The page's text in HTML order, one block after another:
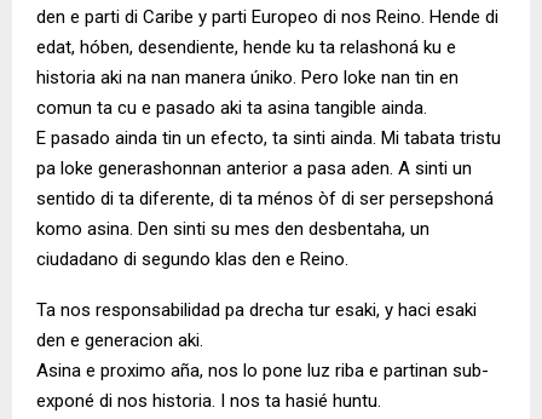
den e parti di Caribe y parti Europeo di nos Reino. Hende di
edat, hóben, desendiente, hende ku ta relashoná ku e
historia aki na nan manera úniko. Pero loke nan tin en
comun ta cu e pasado aki ta asina tangible ainda.
E pasado ainda tin un efecto, ta sinti ainda. Mi tabata tristu
pa loke generashonnan anterior a pasa aden. A sinti un
sentido di ta diferente, di ta ménos òf di ser persepshoná
komo asina. Den sinti su mes den desbentaha, un
ciudadano di segundo klas den e Reino.
Ta nos responsabilidad pa drecha tur esaki, y haci esaki
den e generacion aki.
Asina e proximo aña, nos lo pone luz riba e partinan sub-
exponé di nos historia. I nos ta hasié huntu.